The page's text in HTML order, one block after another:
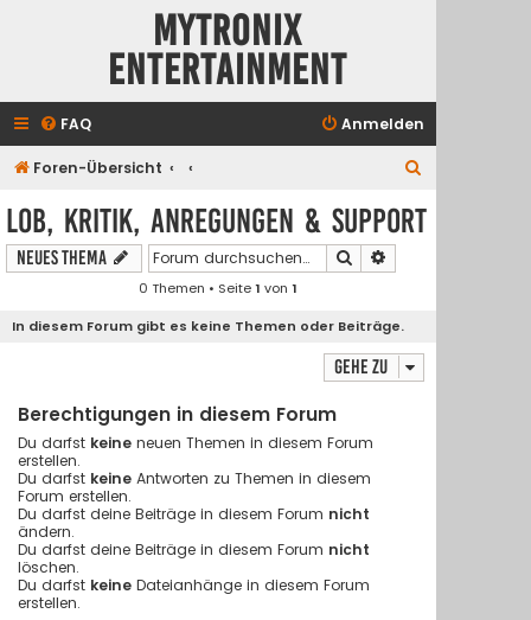
Mytronix
Entertainment
FAQ Anmelden
Foren-Übersicht
Lob, Kritik, Anregungen & Support
Neues Thema Suche
0 Themen • Seite1 von1
In diesem Forum gibt es keine Themen oder Beiträge.
Gehe zu
Berechtigungen in diesem Forum
Du darfst keine neuen Themen in diesem Forum
erstellen.
Du darfst keine Antworten zu Themen in diesem
Forum erstellen.
Du darfst deine Beiträge in diesem Forum nicht
ändern.
Du darfst deine Beiträge in diesem Forum nicht
löschen.
Du darfst keine Dateianhänge in diesem Forum
erstellen.